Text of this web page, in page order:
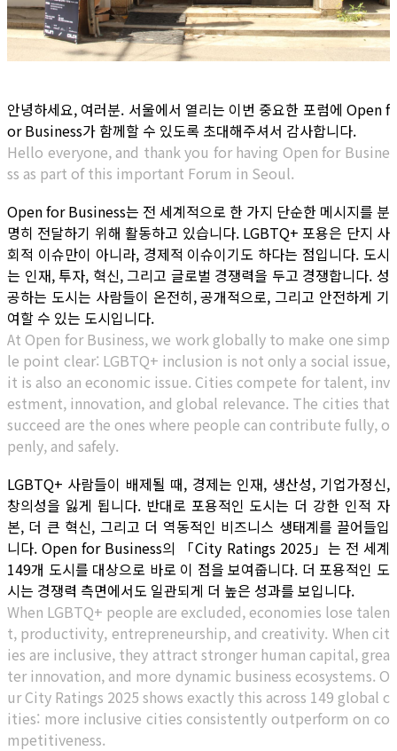
안녕하세요, 여러분. 서울에서 열리는 이번 중요한 포럼에 Open f
or Business가 함께할 수 있도록 초대해주셔서 감사합니다.
Hello everyone, and thank you for having Open for Busine
ss as part of this important Forum in Seoul.
Open for Business는 전 세계적으로 한 가지 단순한 메시지를 분
명히 전달하기 위해 활동하고 있습니다. LGBTQ+ 포용은 단지 사
회적 이슈만이 아니라, 경제적 이슈이기도 하다는 점입니다. 도시
는 인재, 투자, 혁신, 그리고 글로벌 경쟁력을 두고 경쟁합니다. 성
공하는 도시는 사람들이 온전히, 공개적으로, 그리고 안전하게 기
여할 수 있는 도시입니다.
At Open for Business, we work globally to make one simp
le point clear: LGBTQ+ inclusion is not only a social issue,
it is also an economic issue. Cities compete for talent, inv
estment, innovation, and global relevance. The cities that
succeed are the ones where people can contribute fully, o
penly, and safely.
LGBTQ+ 사람들이 배제될 때, 경제는 인재, 생산성, 기업가정신,
창의성을 잃게 됩니다. 반대로 포용적인 도시는 더 강한 인적 자
본, 더 큰 혁신, 그리고 더 역동적인 비즈니스 생태계를 끌어들입
니다. Open for Business의 「City Ratings 2025」는 전 세계
149개 도시를 대상으로 바로 이 점을 보여줍니다. 더 포용적인 도
시는 경쟁력 측면에서도 일관되게 더 높은 성과를 보입니다.
When LGBTQ+ people are excluded, economies lose talen
t, productivity, entrepreneurship, and creativity. When cit
ies are inclusive, they attract stronger human capital, grea
ter innovation, and more dynamic business ecosystems. O
ur City Ratings 2025 shows exactly this across 149 global c
ities: more inclusive cities consistently outperform on co
mpetitiveness.